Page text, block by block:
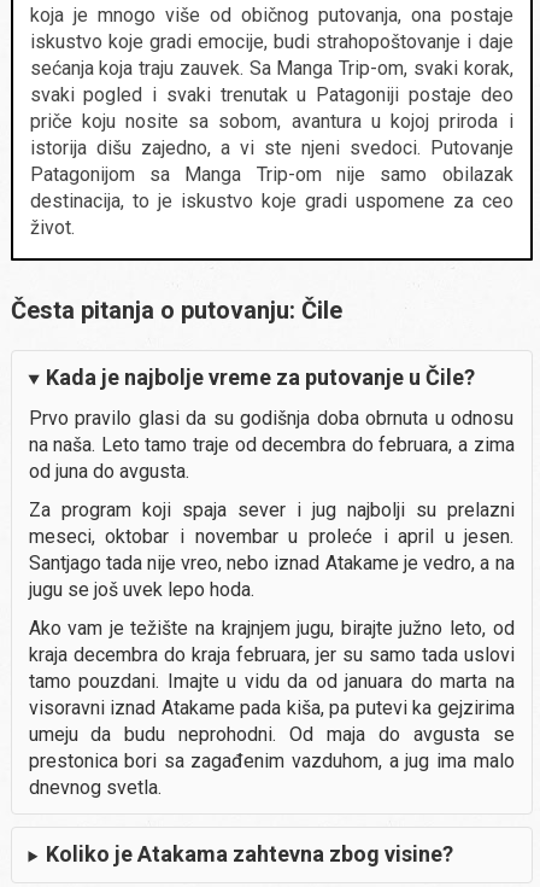
koja je mnogo više od običnog putovanja, ona postaje
iskustvo koje gradi emocije, budi strahopoštovanje i daje
sećanja koja traju zauvek. Sa Manga Trip-om, svaki korak,
svaki pogled i svaki trenutak u Patagoniji postaje deo
priče koju nosite sa sobom, avantura u kojoj priroda i
istorija dišu zajedno, a vi ste njeni svedoci. Putovanje
Patagonijom sa Manga Trip-om nije samo obilazak
destinacija, to je iskustvo koje gradi uspomene za ceo
život.
Česta pitanja o putovanju: Čile
Kada je najbolje vreme za putovanje u Čile?
Prvo pravilo glasi da su godišnja doba obrnuta u odnosu
na naša. Leto tamo traje od decembra do februara, a zima
od juna do avgusta.
Za program koji spaja sever i jug najbolji su prelazni
meseci, oktobar i novembar u proleće i april u jesen.
Santjago tada nije vreo, nebo iznad Atakame je vedro, a na
jugu se još uvek lepo hoda.
Ako vam je težište na krajnjem jugu, birajte južno leto, od
kraja decembra do kraja februara, jer su samo tada uslovi
tamo pouzdani. Imajte u vidu da od januara do marta na
visoravni iznad Atakame pada kiša, pa putevi ka gejzirima
umeju da budu neprohodni. Od maja do avgusta se
prestonica bori sa zagađenim vazduhom, a jug ima malo
dnevnog svetla.
Koliko je Atakama zahtevna zbog visine?